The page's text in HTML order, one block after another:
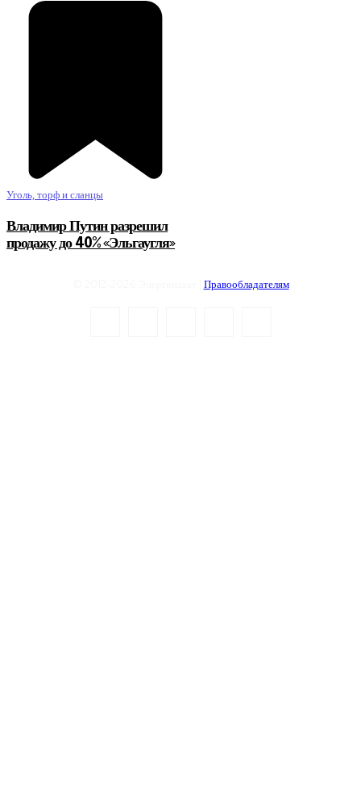
Уголь, торф и сланцы
Владимир Путин разрешил
продажу до 40% «Эльгаугля»
Правообладателям